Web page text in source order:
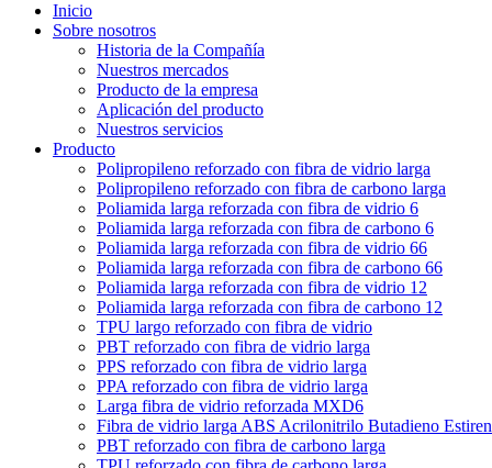
Inicio
Sobre nosotros
Historia de la Compañía
Nuestros mercados
Producto de la empresa
Aplicación del producto
Nuestros servicios
Producto
Polipropileno reforzado con fibra de vidrio larga
Polipropileno reforzado con fibra de carbono larga
Poliamida larga reforzada con fibra de vidrio 6
Poliamida larga reforzada con fibra de carbono 6
Poliamida larga reforzada con fibra de vidrio 66
Poliamida larga reforzada con fibra de carbono 66
Poliamida larga reforzada con fibra de vidrio 12
Poliamida larga reforzada con fibra de carbono 12
TPU largo reforzado con fibra de vidrio
PBT reforzado con fibra de vidrio larga
PPS reforzado con fibra de vidrio larga
PPA reforzado con fibra de vidrio larga
Larga fibra de vidrio reforzada MXD6
Fibra de vidrio larga ABS Acrilonitrilo Butadieno
PBT reforzado con fibra de carbono larga